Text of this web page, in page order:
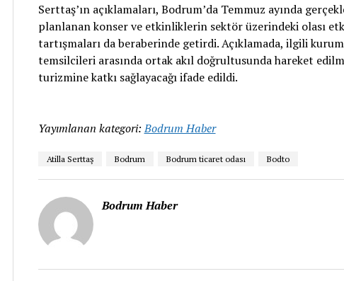
Serttaş’ın açıklamaları, Bodrum’da Temmuz ayında
planlanan konser ve etkinliklerin sektör üzerindeki olası
tartışmaları da beraberinde getirdi. Açıklamada, ilgili
temsilcileri arasında ortak akıl doğrultusunda hareket
turizmine katkı sağlayacağı ifade edildi.
Yayımlanan kategori: Bodrum Haber
Atilla Serttaş Bodrum Bodrum ticaret odası Bodto
Bodrum Haber